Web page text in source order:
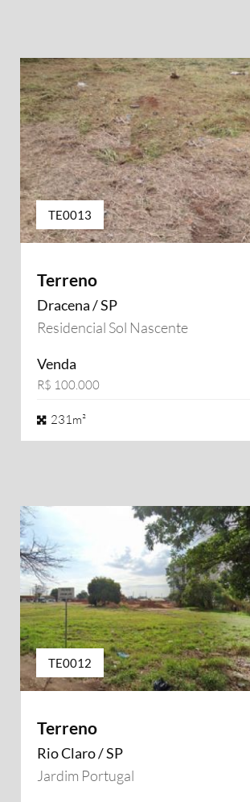
TE0013
Terreno
Dracena / SP
Residencial Sol Nascente
Venda
R$ 100.000
231m²
TE0012
Terreno
Rio Claro / SP
Jardim Portugal